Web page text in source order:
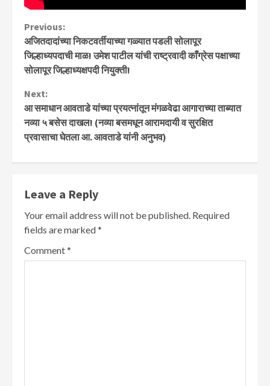
Continue
Reading
Previous:
अजितदादांच्या निकटवर्तीयाच्या गळ्यात पडली सोलापूर
जिल्हाध्यपदाची माळ! उमेश पाटील यांची राष्ट्रवादी काँग्रेस पक्षाच्या
सोलापूर जिल्हाध्यक्षपदी नियुक्ती!
Next:
आ समाधान आवताडे यांच्या प्रयत्नांतून मंगळवेढा आगाराच्या ताब्यात
नव्या ५ बसेस दाखल! (नव्या बसमधून आरामदायी व सुरक्षित
प्रवासाचा घेतला आ. आवताडे यांनी अनुभव)
Leave a Reply
Your email address will not be published. Required
fields are marked*
Comment*